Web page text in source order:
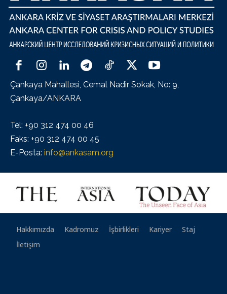
Çankaya Mahallesi, Cemal Nadir Sokak, No: 9,
Çankaya/ANKARA
Tel: +90 312 474 00 46
Faks: +90 312 474 00 45
E-Posta: info@ankasam.org
Hakkımızda Kadromuz İşbirlikleri Kariyer
Staj
İletişim